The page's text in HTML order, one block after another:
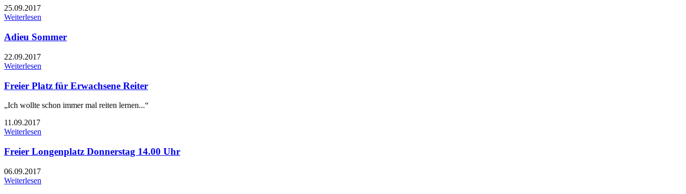
25.09.2017
Weiterlesen
Adieu Sommer
22.09.2017
Weiterlesen
Freier Platz für Erwachsene Reiter
„Ich wollte schon immer mal reiten lernen...“
11.09.2017
Weiterlesen
Freier Longenplatz Donnerstag 14.00 Uhr
06.09.2017
Weiterlesen